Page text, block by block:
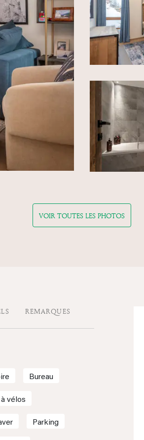
VOIR TOUTES LES PHOTOS
REMARQUES
Bureau
vélos
Parking